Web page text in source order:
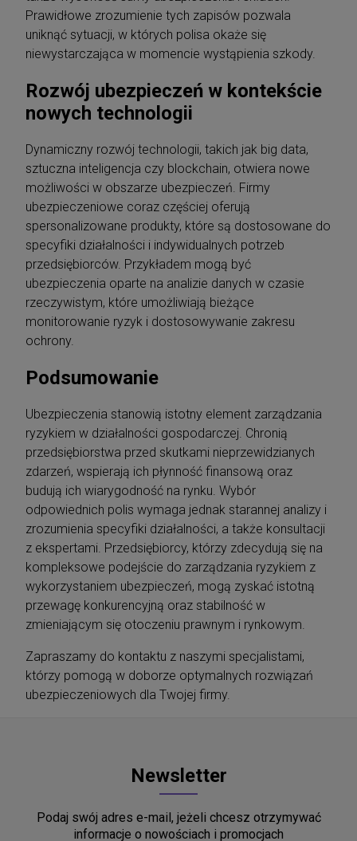
Prawidłowe zrozumienie tych zapisów pozwala
uniknąć sytuacji, w których polisa okaże się
niewystarczająca w momencie wystąpienia szkody.
Rozwój ubezpieczeń w kontekście
nowych technologii
Dynamiczny rozwój technologii, takich jak big data,
sztuczna inteligencja czy blockchain, otwiera nowe
możliwości w obszarze ubezpieczeń. Firmy
ubezpieczeniowe coraz częściej oferują
spersonalizowane produkty, które są dostosowane do
specyfiki działalności i indywidualnych potrzeb
przedsiębiorców. Przykładem mogą być
ubezpieczenia oparte na analizie danych w czasie
rzeczywistym, które umożliwiają bieżące
monitorowanie ryzyk i dostosowywanie zakresu
ochrony.
Podsumowanie
Ubezpieczenia stanowią istotny element zarządzania
ryzykiem w działalności gospodarczej. Chronią
przedsiębiorstwa przed skutkami nieprzewidzianych
zdarzeń, wspierają ich płynność finansową oraz
budują ich wiarygodność na rynku. Wybór
odpowiednich polis wymaga jednak starannej analizy i
zrozumienia specyfiki działalności, a także konsultacji
z ekspertami. Przedsiębiorcy, którzy zdecydują się na
kompleksowe podejście do zarządzania ryzykiem z
wykorzystaniem ubezpieczeń, mogą zyskać istotną
przewagę konkurencyjną oraz stabilność w
zmieniającym się otoczeniu prawnym i rynkowym.
Zapraszamy do kontaktu z naszymi specjalistami,
którzy pomogą w doborze optymalnych rozwiązań
ubezpieczeniowych dla Twojej firmy.
Newsletter
Podaj swój adres e-mail, jeżeli chcesz otrzymywać
informacje o nowościach i promocjach